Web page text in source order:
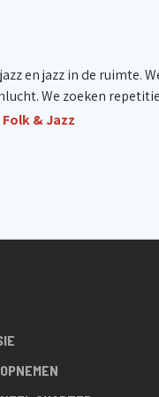
en jazz in de ruimte.
We zoeken
& Jazz